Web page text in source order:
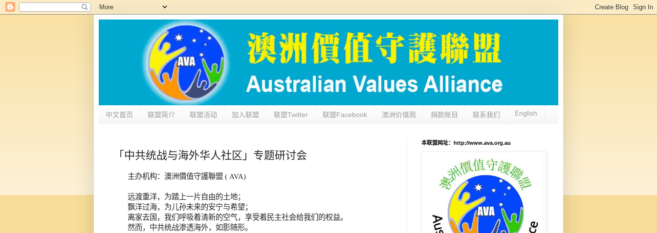
中文首页 联盟简介 联盟活动 加入联盟 联盟Twitter 联盟Facebook 澳洲价值观 捐款账目 联系我们 English
「中共统战与海外华人社区」专题研讨会
主办机构：澳洲價值守護聯盟 ( AVA)
远渡重洋，为踏上一片自由的土地；
飘洋过海，为儿孙未来的安宁与希望；
离家去国，我们呼吸着清新的空气，享受着民主社会给我们的权益。
然而，中共统战渗透海外，如影随形。
本联盟网址：http://www.ava.org.au